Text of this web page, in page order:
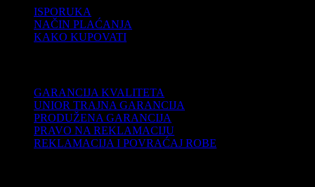
ISPORUKA
NAČIN PLAĆANJA
KAKO KUPOVATI
GARANCIJA KVALITETA
UNIOR TRAJNA GARANCIJA
PRODUŽENA GARANCIJA
PRAVO NA REKLAMACIJU
REKLAMACIJA I POVRAĆAJ ROBE